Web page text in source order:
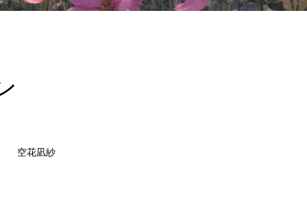
空花凪紗